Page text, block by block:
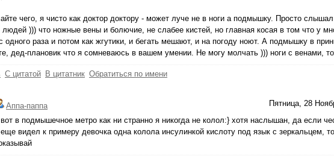
чего, я чисто как доктор доктору - может луче не в ноги а подмышку. Просто
))) что ножные вены и болючие, не слабее кистей, но главная косая в том что у
одного раза и потом как жгутики, и бегать мешают, и на погоду ноют. А подмышку в
дед-плановик что я сомневаюсь в вашем умении. Не могу молчать ))) ноги с венами,
С цитатой В цитатник Обратиться по имени
Пятница, 28
Аппа-паппа
в подмышечное метро как ни странно я никогда не колол:} хотя наслышан, да если
видел к примеру девочка одна колола инсулинкой кислоту под язык с зеркальцем,